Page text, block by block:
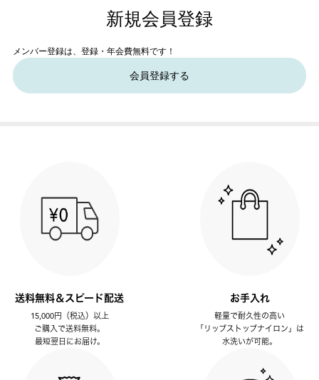
新規会員登録
メンバー登録は、登録・年会費無料です！
会員登録する
送料無料＆スピード配送
15,000円（税込）以上
ご購入で送料無料。
最短翌日にお届け。
お手入れ
軽量で耐久性の高い
「リップストップナイロン」は
水洗いが可能。